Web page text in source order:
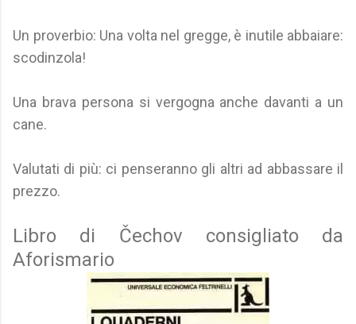
Un proverbio: Una volta nel gregge, è inutile abbaiare:
scodinzola!
Una brava persona si vergogna anche davanti a un
cane.
Valutati di più: ci penseranno gli altri ad abbassare il
prezzo.
Libro di Čechov consigliato da
Aforismario